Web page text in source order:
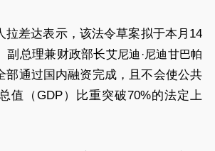
拉差达表示，该法令草案拟于本月14
副总理兼财政部长艾尼迪·尼迪甘巴帕
部通过国内融资完成，且不会使公共
值（GDP）比重突破70%的法定上